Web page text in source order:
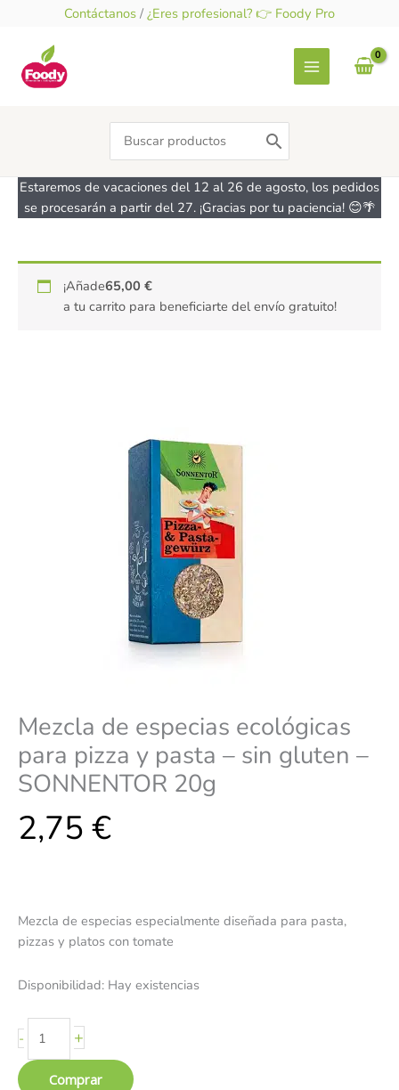
contenido
Contáctanos / ¿Eres profesional? 👉 Foody Pro
Search
for:
Estaremos de vacaciones del 12 al 26 de agosto, los pedidos
se procesarán a partir del 27. ¡Gracias por tu paciencia! 😊🌴
¡Añade65,00€
a tu carrito para beneficiarte del envío gratuito!
Mezcla de especias ecológicas
para pizza y pasta – sin gluten –
SONNENTOR 20g
2,75 €
Mezcla de especias especialmente diseñada para pasta,
pizzas y platos con tomate
Disponibilidad: Hay existencias
-
Mezcla
de
especias
+
Comprar